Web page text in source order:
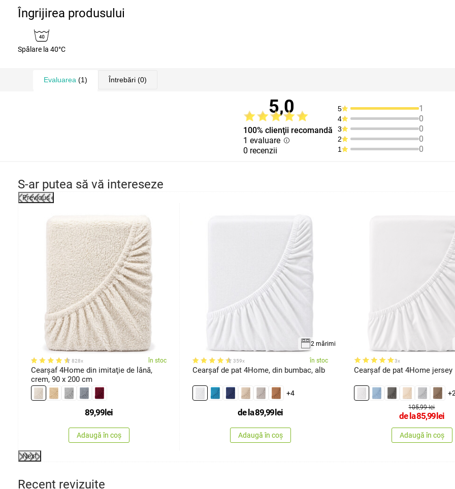
Îngrijirea produsului
Spălare la 40°C
Evaluarea (1) Întrebări (0)
5,0
100% clienţii recomandă
1 evaluare
0 recenzii
5 1
4 0
3 0
2 0
1 0
S-ar putea să vă intereseze
Previous
828x în stoc
Cearşaf 4Home din imitaţie de lână,
crem, 90 x 200 cm
89,99lei
Adaugă în coș
2 mărimi
359x în stoc
Cearșaf de pat 4Home, din bumbac, alb
+4
de la89,99lei
Adaugă în coș
3x
105,99 lei
de la85,99lei
Adaugă în coș
Next
Recent revizuite